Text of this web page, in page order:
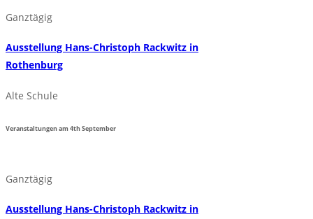
Ganztägig
Ausstellung Hans-Christoph Rackwitz in
Rothenburg
Alte Schule
Veranstaltungen am4thSeptember
Ganztägig
Ausstellung Hans-Christoph Rackwitz in